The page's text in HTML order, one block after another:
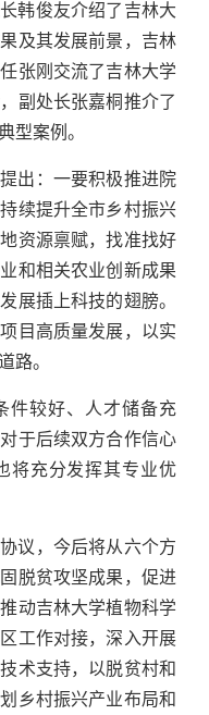
韩俊友介绍了吉林大
及其发展前景，吉林
张刚交流了吉林大学
副处长张嘉桐推介了
型案例。
出：一要积极推进院
续提升全市乡村振兴
资源禀赋，找准找好
和相关农业创新成果
展插上科技的翅膀。
目高质量发展，以实
路。
件较好、人才储备充
于后续双方合作信心
将充分发挥其专业优
议，今后将从六个方
脱贫攻坚成果，促进
动吉林大学植物科学
工作对接，深入开展
术支持，以脱贫村和
乡村振兴产业布局和